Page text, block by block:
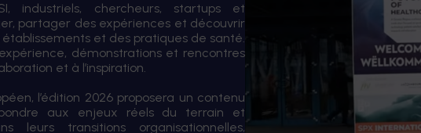
industriels, chercheurs, startups et
partager des expériences et découvrir
et des pratiques de santé.
démonstrations et rencontres
et à l’inspiration.
l’édition 2026 proposera un contenu
aux enjeux réels du terrain et
leurs transitions organisationnelles,